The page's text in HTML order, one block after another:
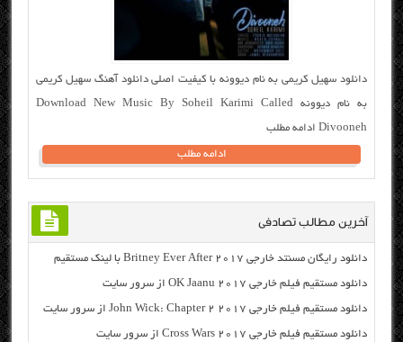
دانلود سهیل کریمی به نام دیوونه با کیفیت اصلی دانلود آهنگ سهیل کریمی
به نام دیوونه Download New Music By Soheil Karimi Called
Divooneh ادامه مطلب
ادامه مطلب
آخرین مطالب تصادفی
دانلود رایگان مسنتد خارجی Britney Ever After 2017 با لینک مستقیم
دانلود مستقیم فیلم خارجی OK Jaanu 2017 از سرور سایت
دانلود مستقیم فیلم خارجی John Wick: Chapter 2 2017 از سرور سایت
دانلود مستقیم فیلم خارجی Cross Wars 2017 از سرور سایت